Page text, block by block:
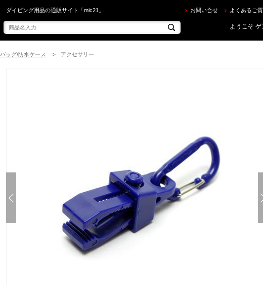
mic21で[ ストリームトレイル ] Hung Up Mini ハングアップミニ（クリップアンドカラビナ） を買うな
ダイビング用品の通販サイト「mic21」 お問い合せ よくあるご
ようこそ
バッグ/防水ケース > アクセサリー